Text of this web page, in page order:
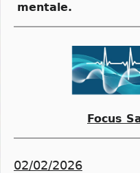
mentale.
Focus
02/02/2026